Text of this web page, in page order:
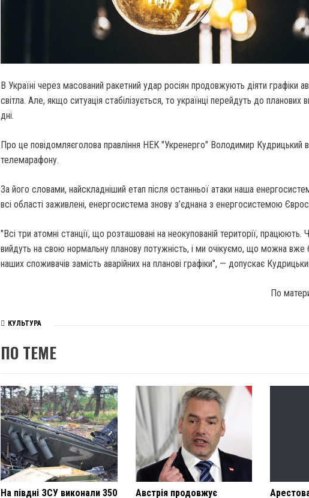
В Україні через масований ракетний удар росіян продовжують діяти графіки
світла. Але, якщо ситуація стабілізується, то українці перейдуть до планових
дні.
Про це повідомляєголова правління НЕК "Укренерго" Володимир Кудрицький в
телемарафону.
За його словами, найскладніший етап після останньої атаки наша
всі області заживлені, енергосистема знову з’єднана з енергосистемою
"Всі три атомні станції, що розташовані на неокупованій території, працюють.
вийдуть на свою нормальну планову потужність, і ми очікуємо, що можна вже
наших споживачів замість аварійних на планові графіки", — допускає
По
КУЛЬТУРА
ПО ТЕМЕ
На півдні ЗСУ виконали 350
Австрія продовжує